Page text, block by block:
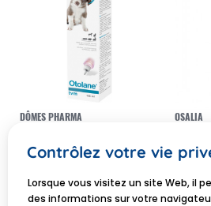
DÔMES PHARMA
otolane solution auriculaire
135ml
10,68 €
JE SHOP !
OSALIA
Contrôlez votre vie
Lorsque vous visitez un site Web, il
des informations sur votre